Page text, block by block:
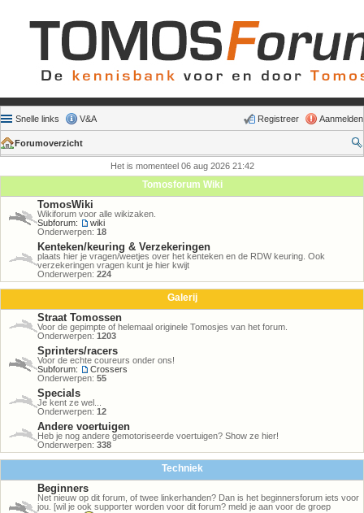
Snelle links V&A Aanmelden
Registreer
Forumoverzicht
Het is momenteel 06 aug 2026 21:42
Tomosforum Wiki
TomosWiki
Wikiforum voor alle wikizaken.
Subforum:
wiki
Onderwerpen: 18
Kenteken/keuring & Verzekeringen
plaats hier je vragen/weetjes over het kenteken en de RDW keuring. Ook
verzekeringen vragen kunt je hier kwijt
Onderwerpen: 224
Galerij
Straat Tomossen
Voor de gepimpte of helemaal originele Tomosjes van het forum.
Onderwerpen: 1203
Sprinters/racers
Voor de echte coureurs onder ons!
Subforum:
Crossers
Onderwerpen: 55
Specials
Je kent ze wel...
Onderwerpen: 12
Andere voertuigen
Heb je nog andere gemotoriseerde voertuigen? Show ze hier!
Onderwerpen: 338
Techniek
Beginners
Net nieuw op dit forum, of twee linkerhanden? Dan is het beginnersforum iets voor
jou. [wil je ook supporter worden voor dit forum? meld je aan voor de groep